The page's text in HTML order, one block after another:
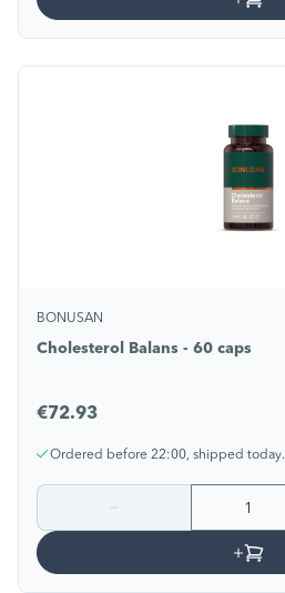
BONUSAN
Cholesterol Balans - 60 caps
€72.93
Ordered before 22:00, shipped today.